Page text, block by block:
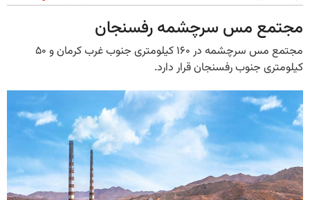
مجتمع مس سرچشمه رفسنجان
مجتمع مس سرچشمه در ۱۶۰ کیلومتری جنوب غرب کرمان و ۵۰
کیلومتری جنوب رفسنجان قرار دارد.